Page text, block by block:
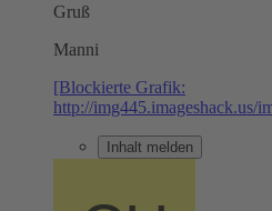
Gruß
Manni
[Blockierte Grafik:
http://img445.imageshack.us/
Inhalt melden